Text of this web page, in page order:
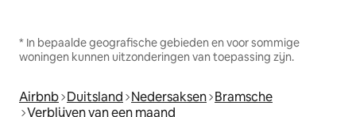
* In bepaalde geografische gebieden en voor sommige
woningen kunnen uitzonderingen van toepassing zijn.
Airbnb Duitsland Nedersaksen Bramsche
Verblijven van een maand